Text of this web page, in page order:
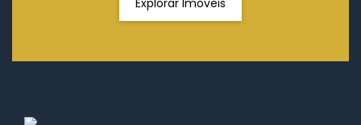
Explorar Imóveis